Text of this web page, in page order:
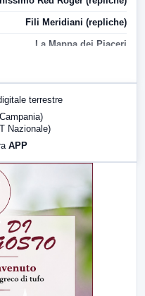
Fili Meridiani (repliche)
La Mappa dei Piaceri
terrestre
Nazionale)
APP